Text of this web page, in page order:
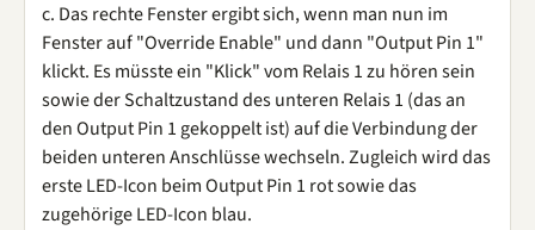
c. Das rechte Fenster ergibt sich, wenn man nun im
Fenster auf "Override Enable" und dann "Output Pin 1"
klickt. Es müsste ein "Klick" vom Relais 1 zu hören sein
sowie der Schaltzustand des unteren Relais 1 (das an
den Output Pin 1 gekoppelt ist) auf die Verbindung der
beiden unteren Anschlüsse wechseln. Zugleich wird das
erste LED-Icon beim Output Pin 1 rot sowie das
zugehörige LED-Icon blau.